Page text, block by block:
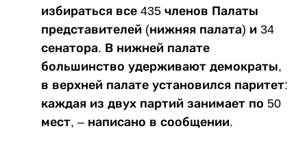
избираться все 435 членов Палаты
представителей (нижняя палата) и 34
сенатора. В нижней палате
большинство удерживают демократы,
в верхней палате установился паритет:
каждая из двух партий занимает по 50
мест, – написано в сообщении.